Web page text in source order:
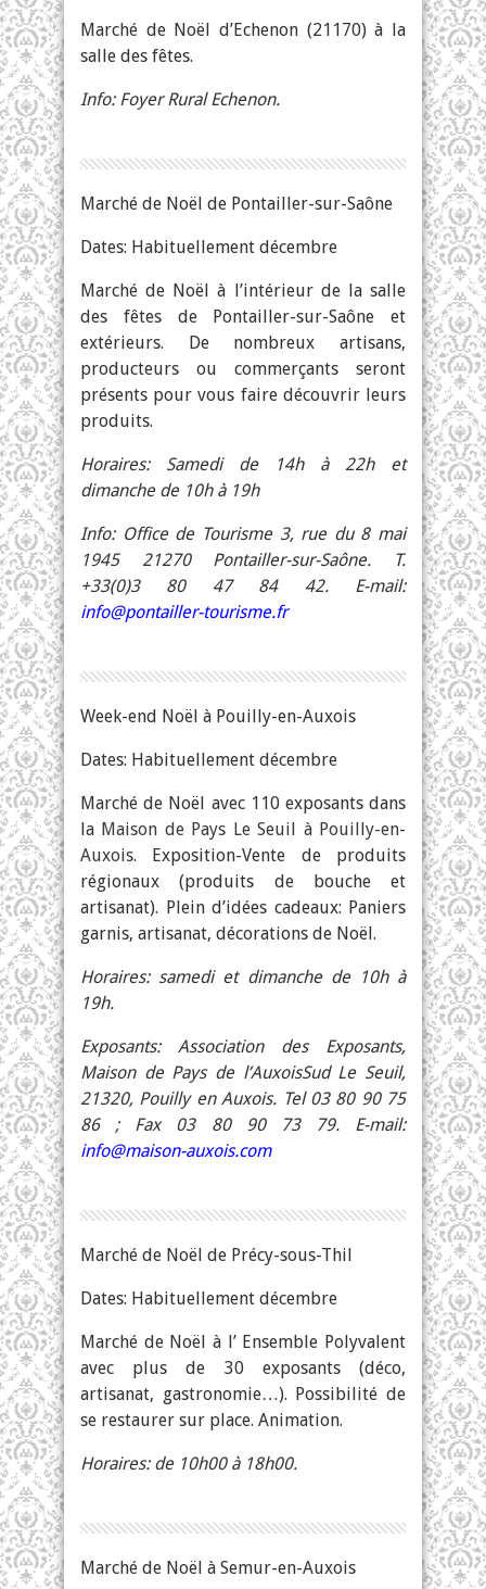
Marché de Noël d’Echenon (21170) à la
salle des fêtes.
Info: Foyer Rural Echenon.
Marché de Noël de Pontailler-sur-Saône
Dates: Habituellement décembre
Marché de Noël à l’intérieur de la salle
des fêtes de Pontailler-sur-Saône et
extérieurs. De nombreux artisans,
producteurs ou commerçants seront
présents pour vous faire découvrir leurs
produits.
Horaires: Samedi de 14h à 22h et
dimanche de 10h à 19h
Info: Office de Tourisme 3, rue du 8 mai
1945 21270 Pontailler-sur-Saône. T.
+33(0)3 80 47 84 42. E-mail:
info@pontailler-tourisme.fr
Week-end Noël à Pouilly-en-Auxois
Dates: Habituellement décembre
Marché de Noël avec 110 exposants dans
la Maison de Pays Le Seuil à Pouilly-en-
Auxois. Exposition-Vente de produits
régionaux (produits de bouche et
artisanat). Plein d’idées cadeaux: Paniers
garnis, artisanat, décorations de Noël.
Horaires: samedi et dimanche de 10h à
19h.
Exposants: Association des Exposants,
Maison de Pays de l’Auxois­Sud Le Seuil,
21320, Pouilly en Auxois. Tel 03 80 90 75
86 ; Fax 03 80 90 73 79. E-mail:
info@maison-auxois.com
Marché de Noël de Précy-sous-Thil
Dates: Habituellement décembre
Marché de Noël à l’Ensemble Polyvalent
avec plus de 30 exposants (déco,
artisanat, gastronomie…). Possibilité de
se restaurer sur place. Animation.
Horaires: de 10h00 à 18h00.
Marché de Noël à Semur-en-Auxois